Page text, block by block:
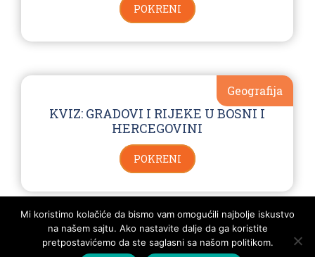
POKRENI
Geografija
KVIZ: GRADOVI I RIJEKE U BOSNI I
HERCEGOVINI
POKRENI
POLITIKA PRIVATNOSTI I PRAVILA KORIŠTENJA KONTAKT SVA PRAVA ZADRŽANA - KVIZOMAN
Mi koristimo kolačiće da bismo vam omogućili najbolje iskustvo
na našem sajtu. Ako nastavite dalje da ga koristite
pretpostavićemo da ste saglasni sa našom politikom.